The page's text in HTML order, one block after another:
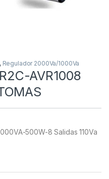
, Regulador 2000Va/1000Va
AVR1008
500W-8 Salidas 110Va